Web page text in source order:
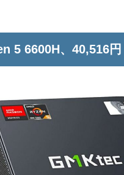
5 6600H、40,516円